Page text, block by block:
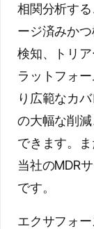
相関分析す
ージ済みか
検知、トリ
ラットフォ
り広範なカ
の大幅な削
できます。
当社のMDR
です。
エクサフォ